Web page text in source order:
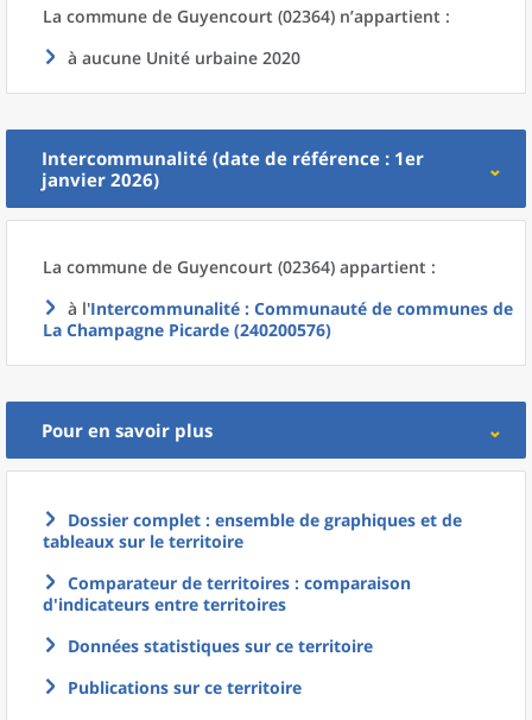
La commune de Guyencourt (02364) n’appartient :
à aucune Unité urbaine 2020
Intercommunalité (date de référence : 1er
janvier 2026)
La commune de Guyencourt (02364) appartient :
à l'Intercommunalité : Communauté de communes de
La Champagne Picarde (240200576)
Pour en savoir plus
Dossier complet : ensemble de graphiques et de
tableaux sur le territoire
Comparateur de territoires : comparaison
d'indicateurs entre territoires
Données statistiques sur ce territoire
Publications sur ce territoire